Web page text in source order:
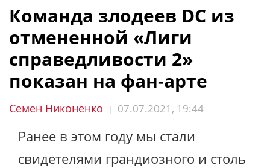
Команда злодеев DC из
отмененной «Лиги
справедливости 2»
показан на фан-арте
Семен Никоненко | 07.07.2021, 19:44
Ранее в этом году мы стали
свидетелями грандиозного и столь